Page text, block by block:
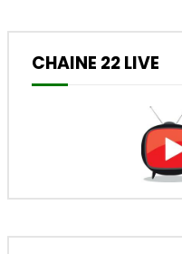
CHAINE 22 LIVE